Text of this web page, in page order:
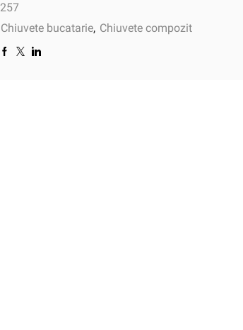
Chiuvete bucatarie, Chiuvete compozit